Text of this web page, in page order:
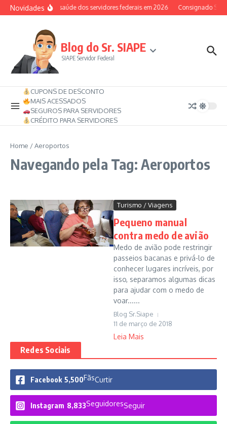
Ir para o conteúdo
NovidadesAuxílio-saúde dos servidores federais em 2026 Consignado
Blog do Sr. SIAPE
SIAPE Servidor Federal
CUPONS DE DESCONTO
MAIS ACESSADOS
SEGUROS PARA SERVIDORES
CRÉDITO PARA SERVIDORES
Home /Aeroportos
Navegando pela Tag: Aeroportos
Turismo / Viagens
Pequeno manual
contra medo de avião
Medo de avião pode restringir
passeios bacanas e privá-lo de
conhecer lugares incríveis, por
isso, separamos algumas dicas
para ajudar com o medo de
voar......
Blog Sr.Siape
11 de março de 2018
Leia Mais
Redes Sociais
Facebook 5,500FãsCurtir
Instagram 8,833SeguidoresSeguir